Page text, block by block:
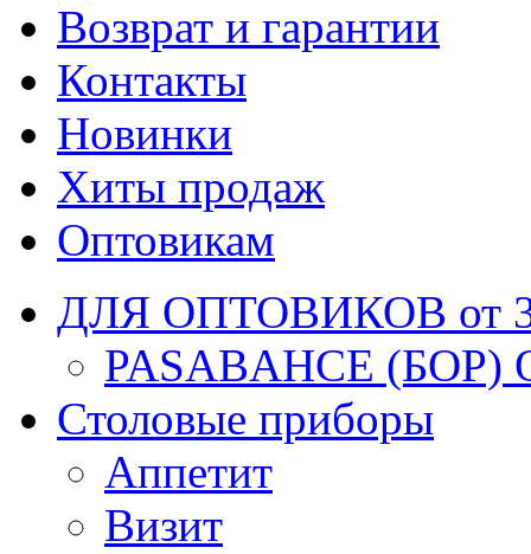
Возврат и гарантии
Контакты
Новинки
Хиты продаж
Оптовикам
ДЛЯ ОПТОВИКОВ от
PASABAHCE (БОР)
Столовые приборы
Аппетит
Визит